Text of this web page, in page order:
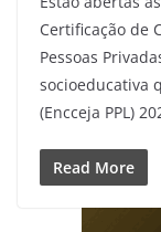
Certificação de
Pessoas
socioeducativa
(Encceja PPL)
Read More